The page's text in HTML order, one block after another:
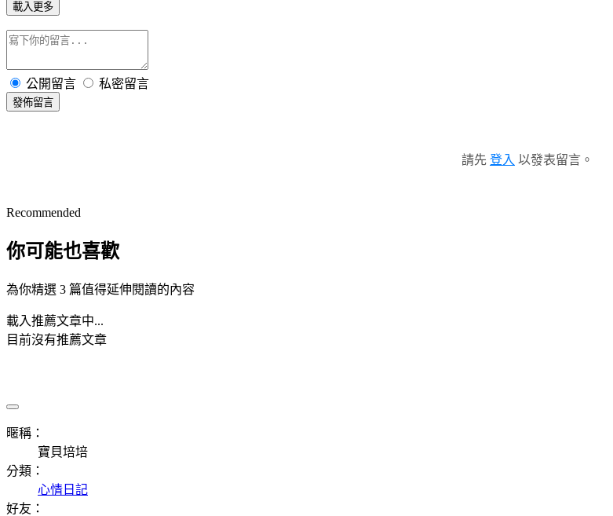
載入更多
公開留言 私密留言
發佈留言
請先 登入 以發表留言。
Recommended
你可能也喜歡
為你精選 3 篇值得延伸閱讀的內容
載入推薦文章中...
目前沒有推薦文章
暱稱：
寶貝培培
分類：
心情日記
好友：